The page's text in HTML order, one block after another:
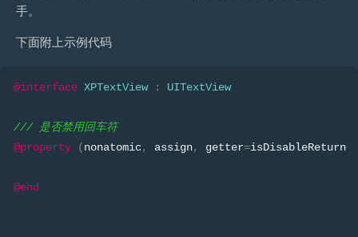
手。
下面附上示例代码
@interface XPTextView : UITextView
/// 是否禁用回车符
@property
(nonatomic, assign, getter=
@end